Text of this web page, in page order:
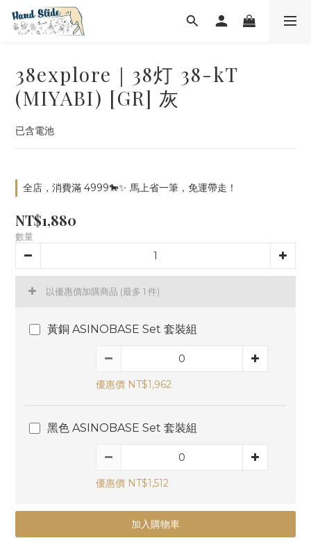
38explore｜38灯 38-kT
(MIYABI) [GR] 灰
已含電池
全店，消費滿 4999🐎✨ 馬上省一筆，免運帶走！
NT$1,880
數量
以優惠價加購商品 (最多 1 件)
黃銅 ASINOBASE Set 套裝組
優惠價 NT$1,962
黑色 ASINOBASE Set 套裝組
優惠價 NT$1,512
加入購物車